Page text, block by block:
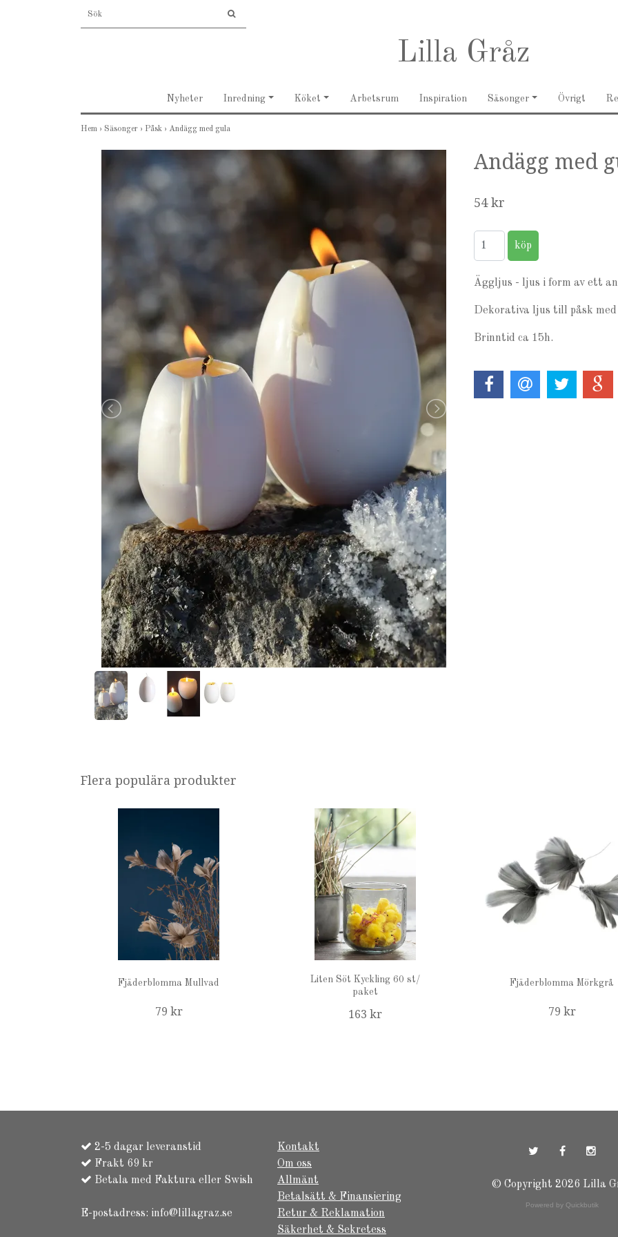
Lilla Gråz
Nyheter Inredning Köket Arbetsrum Inspiration Säsonger Övrigt
Hem › Säsonger › Påsk › Andägg med gula
Andägg med
54 kr
Äggljus - ljus i form av ett
Dekorativa ljus till påsk
Brinntid ca 15h.
Flera populära produkter
Fjäderblomma Mullvad
79 kr
Liten Söt Kyckling 60 st/
paket
163 kr
Fjäderblomma Mörkgrå
79 kr
2-5 dagar leveranstid
Frakt 69 kr
Betala med Faktura eller Swish
E-postadress: info@lillagraz.se
Kontakt
Om oss
Allmänt
Betalsätt & Finansiering
Retur & Reklamation
Säkerhet & Sekretess
© Copyright 2026 Lilla
Powered by Quickbutik